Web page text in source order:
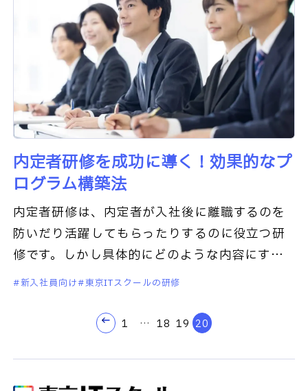
内定者研修を成功に導く！効果的なプ
ログラム構築法
内定者研修は、内定者が入社後に離職するのを
防いだり活躍してもらったりするのに役立つ研
修です。しかし具体的にどのような内容にする
べきか、意外にはっきりした方針が立てられて
新入社員向け 東京ITスクールの研修
1 … 18 19 20